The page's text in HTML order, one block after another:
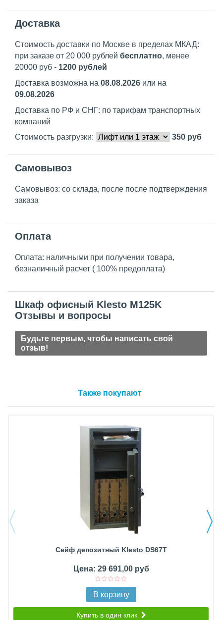
Доставка
Стоимость доставки по Москве в пределах МКАД:
при заказе от 20 000 рублей бесплатно, менее
20000 руб - 1200 рублей
Доставка возможна на 08.08.2026 или на
09.08.2026
Доставка по РФ и СНГ: по тарифам транспортных
компаний
Стоимость разгрузки:
350 руб
Самовывоз
Самовывоз: со склада, после после подтверждения
заказа
Оплата
Оплата: наличными при получении товара,
безналичный расчет ( 100% предоплата)
Шкаф офисный Klesto M125K
Отзывы и вопросы
Будьте первым, чтобы написать свой
отзыв!
Также покупают
Сейф депозитный Klesto DS67T
Цена: 29 691,00 руб
В корзину
Купить в один клик